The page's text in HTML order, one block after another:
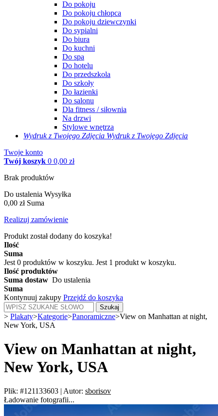
Do pokoju
Do pokoju chłopca
Do pokoju dziewczynki
Do sypialni
Do biura
Do kuchni
Do spa
Do hotelu
Do przedszkola
Do szkoły
Do łazienki
Do salonu
Dla fitness / siłownia
Na drzwi
Stylowe wnętrza
Wydruk z Twojego Zdjęcia Wydruk z Twojego Zdjęcia
Twoje konto
Twój koszyk 0 0,00 zł
Brak produktów
Do ustalenia Wysyłka
0,00 zł Suma
Realizuj zamówienie
Produkt został dodany do koszyka!
Ilość
Suma
Jest 0 produktów w koszyku. Jest 1 produkt w koszyku.
Ilość produktów
Suma dostaw Do ustalenia
Suma
Kontynuuj zakupy Przejdź do koszyka
Szukaj
> Plakaty>Kategorie>Panoramiczne>View on Manhattan at night,
New York, USA
View on Manhattan at night,
New York, USA
Plik: #121133603 | Autor: sborisov
Ładowanie fotografii...